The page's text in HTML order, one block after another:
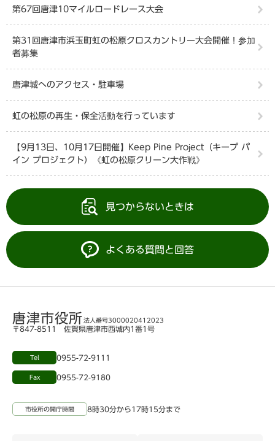
第67回唐津10マイルロードレース大会
第31回唐津市浜玉町虹の松原クロスカントリー大会開催！参加
者募集
唐津城へのアクセス・駐車場
虹の松原の再生・保全活動を行っています
【9月13日、10月17日開催】Keep Pine Project（キープ パ
イン プロジェクト）《虹の松原クリーン大作戦》
見つからないときは
よくある質問と回答
唐津市役所 法人番号3000020412023
〒847-8511 佐賀県唐津市西城内1番1号
Tel 0955-72-9111
Fax 0955-72-9180
市役所の開庁時間 8時30分から17時15分まで